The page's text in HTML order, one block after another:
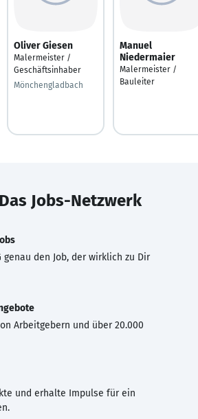
Oliver Giesen
Malermeister /
Geschäftsinhaber
Mönchengladbach
Manuel
Niedermaier
Malermeister /
Bauleiter
Jobs-Netzwerk
genau den Job, der wirklich zu Dir
Arbeitgebern und über 20.000
und erhalte Impulse für ein